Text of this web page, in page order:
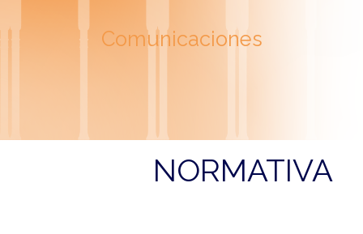
Comunicaciones
NORMATIVA